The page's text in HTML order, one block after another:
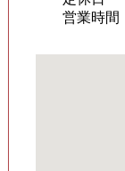
営業時間